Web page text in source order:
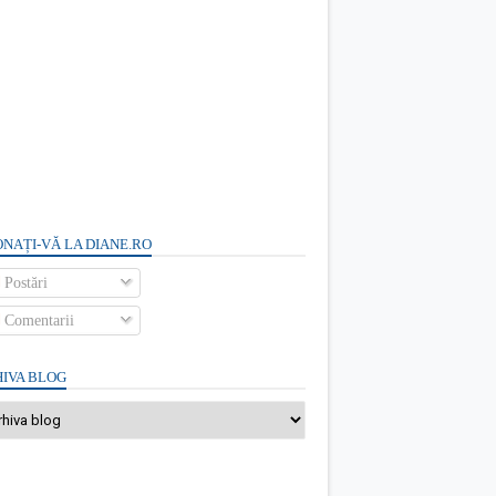
VĂ LA DIANE.RO
Postări
Comentarii
BLOG